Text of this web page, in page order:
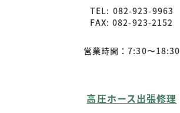
TEL: 082-923-9963
FAX: 082-923-2152
営業時間：7:30〜18:30
高圧ホース出張修理